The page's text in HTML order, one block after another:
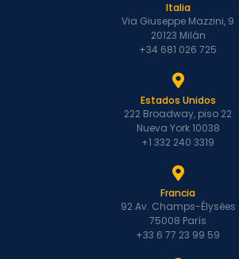
Italia
Via Giuseppe Mazzini, 9
20123 Milán
+34 681 026 725
Estados Unidos
222 Broadway, piso 22
Nueva York 10038
+1 332 240 3319
Francia
92 Av. Champs-Élysées
75008 París
+33 6 77 23 99 59